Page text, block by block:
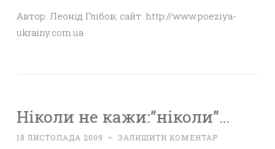
Автор: Леонід Глібов; сайт: http://www.poeziya-
ukrainy.com.ua
Ніколи не кажи:”ніколи”…
18 ЛИСТОПАДА 2009 ~ ЗАЛИШИТИ КОМЕНТАР